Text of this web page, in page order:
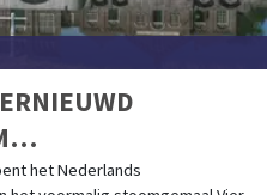
het Nederlands